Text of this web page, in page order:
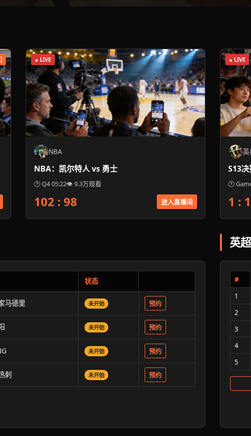
● LIVE
NBA
NBA：凯尔特人 vs 勇士
🕐 Q4 05:22👁 9.3万观看
102 : 98 进入直播间
● LIVE
英
S13
🕐
1 : 1
状态
马德里 未开始 预约
未开始 预约
未开始 预约
刺 未开始 预约
英
#
1
2
3
4
5